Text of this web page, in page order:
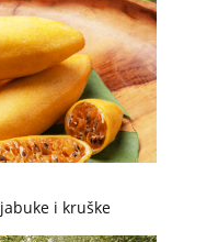
i kruške